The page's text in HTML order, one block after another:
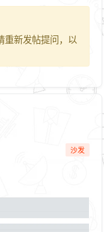
重新发帖提问，以
沙发